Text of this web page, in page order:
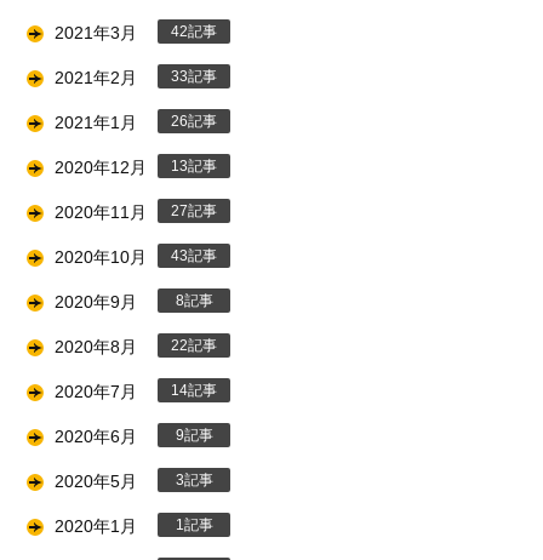
2021年3月 42
2021年2月 33
2021年1月 26
2020年12月 13
2020年11月 27
2020年10月 43
2020年9月 8
2020年8月 22
2020年7月 14
2020年6月 9
2020年5月 3
2020年1月 1